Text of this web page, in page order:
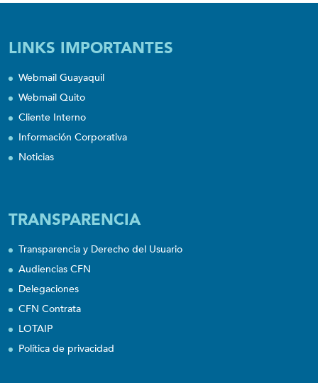
LINKS IMPORTANTES
Webmail Guayaquil
Webmail Quito
Cliente Interno
Información Corporativa
Noticias
TRANSPARENCIA
Transparencia y Derecho del Usuario
Audiencias CFN
Delegaciones
CFN Contrata
LOTAIP
Política de privacidad